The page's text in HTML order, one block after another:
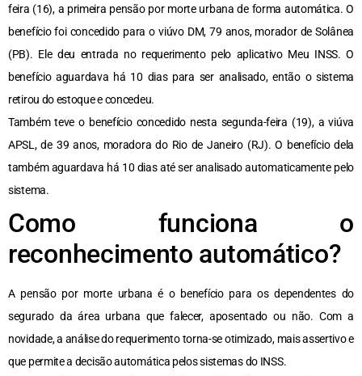
feira (16), a primeira pensão por morte urbana de forma automática. O
benefício foi concedido para o viúvo DM, 79 anos, morador de Solânea
(PB). Ele deu entrada no requerimento pelo aplicativo Meu INSS. O
benefício aguardava há 10 dias para ser analisado, então o sistema
retirou do estoque e concedeu.
Também teve o benefício concedido nesta segunda-feira (19), a viúva
APSL, de 39 anos, moradora do Rio de Janeiro (RJ). O benefício dela
também aguardava há 10 dias até ser analisado automaticamente pelo
sistema.
Como funciona o
reconhecimento automático?
A pensão por morte urbana é o benefício para os dependentes do
segurado da área urbana que falecer, aposentado ou não. Com a
novidade, a análise do requerimento torna-se otimizado, mais assertivo e
que permite a decisão automática pelos sistemas do INSS.